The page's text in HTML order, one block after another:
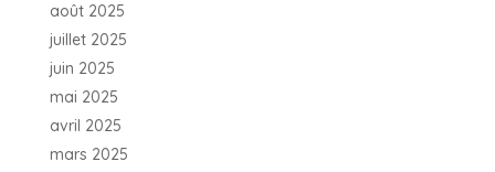
août 2025
juillet 2025
juin 2025
mai 2025
avril 2025
mars 2025